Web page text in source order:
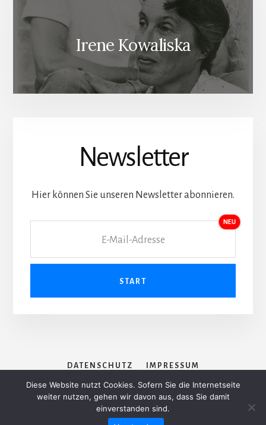
Irene Kowaliska
Newsletter
Hier können Sie unseren Newsletter abonnieren.
DATENSCHUTZ IMPRESSUM
© Armin T. Wegner Gesellschaft e.V.
Diese Website nutzt Cookies. Sofern Sie die Internetseite
weiter nutzen, gehen wir davon aus, dass Sie damit
einverstanden sind.